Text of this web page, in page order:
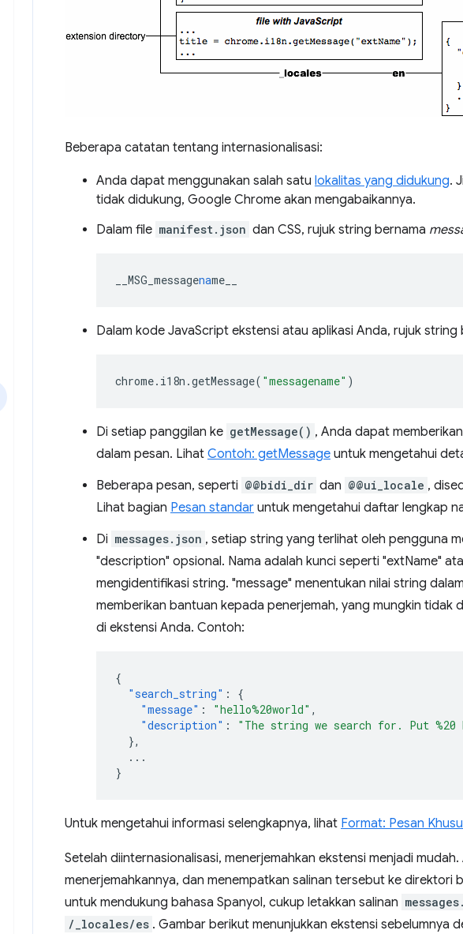
Beberapa catatan tentang internasionalisasi:
Anda dapat menggunakan salah satu lokalitas yang didukung.
tidak didukung, Google Chrome akan mengabaikannya.
Dalam file manifest.json dan CSS, rujuk string bernama
__MSG_messagename__
Dalam kode JavaScript ekstensi atau aplikasi Anda, rujuk string
chrome. i18n .getMessage( "messagename" )
Di setiap panggilan ke getMessage() , Anda dapat
dalam pesan. Lihat Contoh: getMessage untuk mengetahui
Beberapa pesan, seperti @@bidi_dir dan @@ui_locale ,
Lihat bagian Pesan standar untuk mengetahui daftar lengkap
Di messages.json , setiap string yang terlihat oleh pengguna
"description" opsional. Nama adalah kunci seperti "extName"
mengidentifikasi string. "message" menentukan nilai string
memberikan bantuan kepada penerjemah, yang mungkin tidak
di ekstensi Anda. Contoh:
{
"search_string" :
{
"message" : "hello%20world" ,
"description" :
"The string we search for. Put %20
},
...
}
Untuk mengetahui informasi selengkapnya, lihat Format: Pesan
Setelah diinternasionalisasi, menerjemahkan ekstensi menjadi mudah.
menerjemahkannya, dan menempatkan salinan tersebut ke direktori
untuk mendukung bahasa Spanyol, cukup letakkan salinan
/_locales/es . Gambar berikut menunjukkan ekstensi sebelumnya